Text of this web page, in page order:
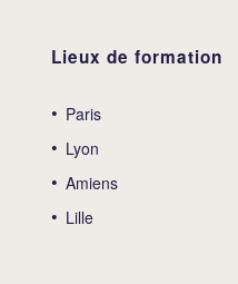
Lieux de formation
Paris
Lyon
Amiens
Lille